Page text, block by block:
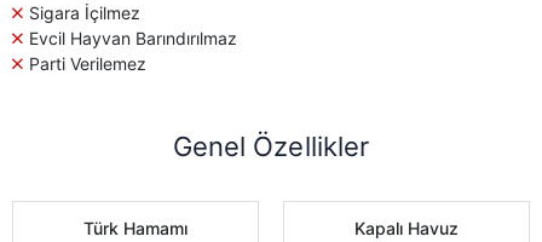
Sigara İçilmez
Evcil Hayvan Barındırılmaz
Parti Verilemez
Genel Özellikler
Türk Hamamı Kapalı Havuz